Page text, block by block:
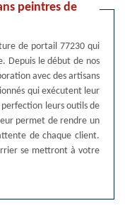
peintres de
de portail 77230 qui
Depuis le début de nos
avec des artisans
qui exécutent leur
leurs outils de
permet de rendre un
de chaque client.
se mettront à votre